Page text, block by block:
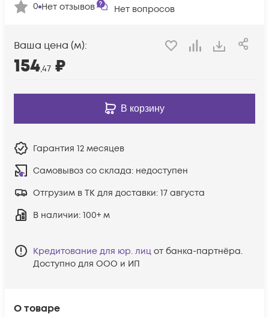
О товаре
0 Нет отзывов Нет вопросов
Ваша цена (м):
154,47 ₽
В корзину
Гарантия 12 месяцев
Самовывоз со склада: недоступен
Отгрузим в ТК для доставки: 17 августа
В наличии: 100+ м
Кредитование для юр. лиц от банка-партнёра.
Доступно для ООО и ИП